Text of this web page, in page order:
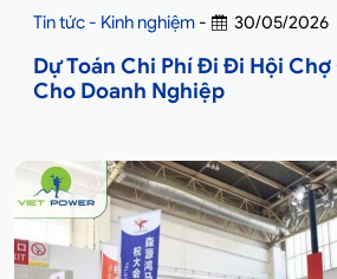
Tin tức - Kinh nghiệm - 30/05/2026
Dự Toán Chi Phí Đi Đi Hội Chợ
Cho Doanh Nghiệp